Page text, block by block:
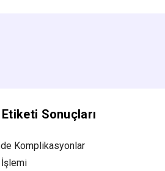
Etiketi Sonuçları
Komplikasyonlar